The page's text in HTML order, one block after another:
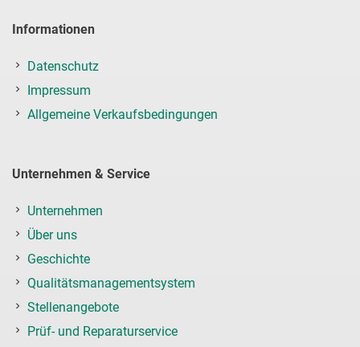
Informationen
Datenschutz
Impressum
Allgemeine Verkaufsbedingungen
Unternehmen & Service
Unternehmen
Über uns
Geschichte
Qualitätsmanagementsystem
Stellenangebote
Prüf- und Reparaturservice